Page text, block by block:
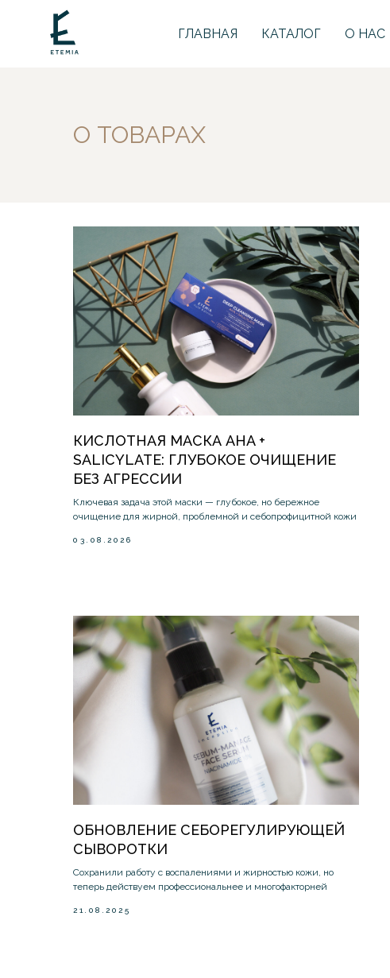
ГЛАВНАЯ КАТАЛОГ О НАС
О ТОВАРАХ
КИСЛОТНАЯ МАСКА AHA +
SALICYLATE: ГЛУБОКОЕ ОЧИЩЕНИЕ
БЕЗ АГРЕССИИ
Ключевая задача этой маски — глубокое, но бережное
очищение для жирной, проблемной и себопрофицитной кожи
03.08.2026
ОБНОВЛЕНИЕ СЕБОРЕГУЛИРУЮЩЕЙ
СЫВОРОТКИ
Сохранили работу с воспалениями и жирностью кожи, но
теперь действуем профессиональнее и многофакторней
21.08.2025